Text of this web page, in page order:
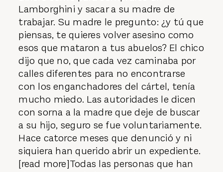
Lamborghini y sacar a su madre de
trabajar. Su madre le pregunto: ¿y tú que
piensas, te quieres volver asesino como
esos que mataron a tus abuelos? El chico
dijo que no, que cada vez caminaba por
calles diferentes para no encontrarse
con los enganchadores del cártel, tenía
mucho miedo. Las autoridades le dicen
con sorna a la madre que deje de buscar
a su hijo, seguro se fue voluntariamente.
Hace catorce meses que denunció y ni
siquiera han querido abrir un expediente.
[read more]Todas las personas que han